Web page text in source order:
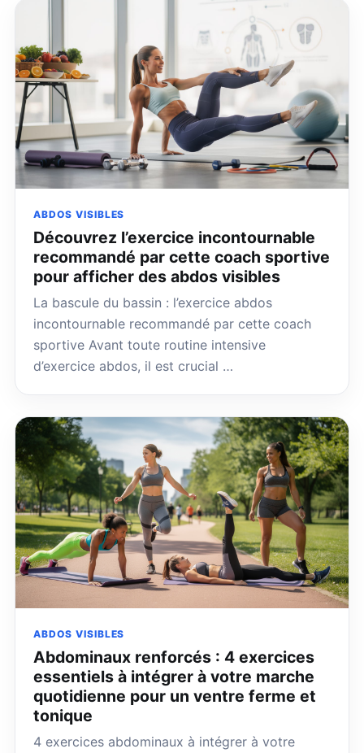
ABDOS VISIBLES
Découvrez l’exercice incontournable
recommandé par cette coach sportive
pour afficher des abdos visibles
La bascule du bassin : l’exercice abdos
incontournable recommandé par cette coach
sportive Avant toute routine intensive
d’exercice abdos, il est crucial …
ABDOS VISIBLES
Abdominaux renforcés : 4 exercices
essentiels à intégrer à votre marche
quotidienne pour un ventre ferme et
tonique
4 exercices abdominaux à intégrer à votre